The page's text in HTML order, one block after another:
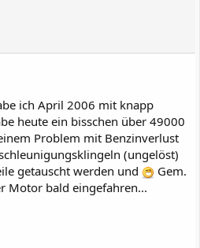
ich April 2006 mit knapp
heute ein bisschen über 49000
Problem mit Benzinverlust
(ungelöst)
getauscht werden und
Gem.
Motor bald eingefahren...